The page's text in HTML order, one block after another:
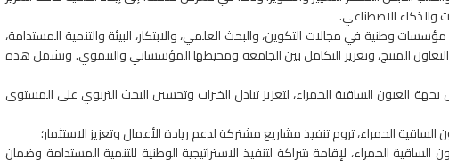
والذكاء الاصطناعي.
وطنية في مجالات التكوين، والبحث العلمي، والابتكار، البيئة والتنمية المستدامة،
المنتج، وتعزيز التكامل بين الجامعة ومحيطها المؤسساتي والتنموي. وتشمل هذه
بجهة العيون الساقية الحمراء، لتعزيز تبادل الخبرات وتحسين البحث التربوي على المستوى
الحمراء، تروم تنفيذ مشاريع مشتركة لدعم ريادة الأعمال وتعزيز الاستثمار؛
الساقية الحمراء، لإقامة شراكة لتنفيذ الاستراتيجية الوطنية للتنمية المستدامة وضمان